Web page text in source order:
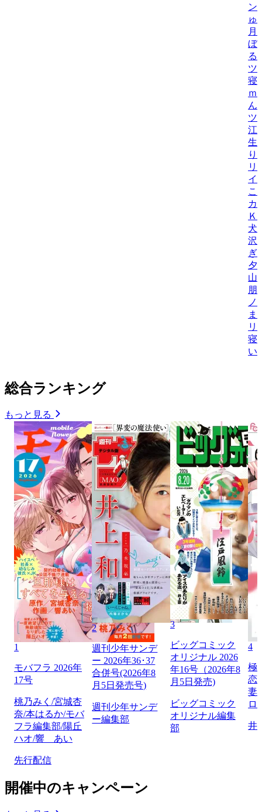
ン
ゅ
月
ぼ
る
ツ
寝
ｍ
ん
ツ
江
生
り
リ
イ
こ
カ
Ｋ
犬
沢
ぎ
夕
山
朋
ノ
ま
リ
寝
い/
総合ランキング
もっと見る
1
モバフラ 2026年
17号
桃乃みく/宮城杏
奈/本はるか/モバ
フラ編集部/陽丘
ハオ/響 あい
先行配信
2
週刊少年サンデ
ー 2026年36･37
合併号(2026年8
月5日発売号)
週刊少年サンデ
ー編集部
3
ビッグコミック
オリジナル 2026
年16号（2026年8
月5日発売)
ビッグコミック
オリジナル編集
部
4
極
恋
妻
ロ
井
開催中のキャンペーン